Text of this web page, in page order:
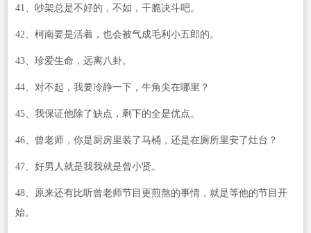
41、吵架总是不好的，不如，干脆决斗吧。
42、柯南要是活着，也会被气成毛利小五郎的。
43、珍爱生命，远离八卦。
44、对不起，我要冷静一下，牛角尖在哪里？
45、我保证他除了缺点，剩下的全是优点。
46、曾老师，你是厨房里装了马桶，还是在厕所里安了灶台？
47、好男人就是我我就是曾小贤。
48、原来还有比听曾老师节目更煎熬的事情，就是等他的节目开
始。